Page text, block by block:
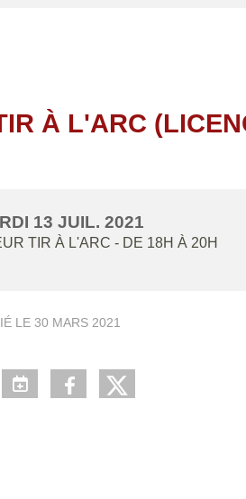
À L'ARC
13 JUIL. 2021
TIR À L'ARC - DE 18H À 20H
LE 30 MARS 2021